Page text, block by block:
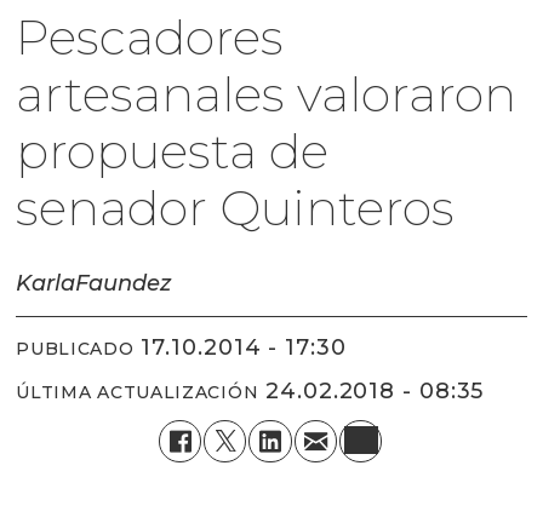
Pescadores
artesanales valoraron
propuesta de
senador Quinteros
KarlaFaundez
PUBLICADO 17.10.2014 - 17:30
ÚLTIMA ACTUALIZACIÓN 24.02.2018 - 08:35